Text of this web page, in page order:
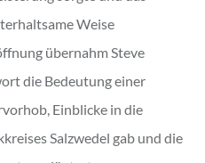
Weise
übernahm Steve
die Bedeutung einer
Einblicke in die
Salzwedel gab und die